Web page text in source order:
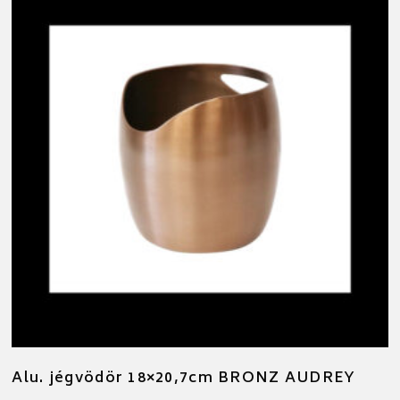
Alu. jégvödör 18×20,7cm BRONZ AUDREY